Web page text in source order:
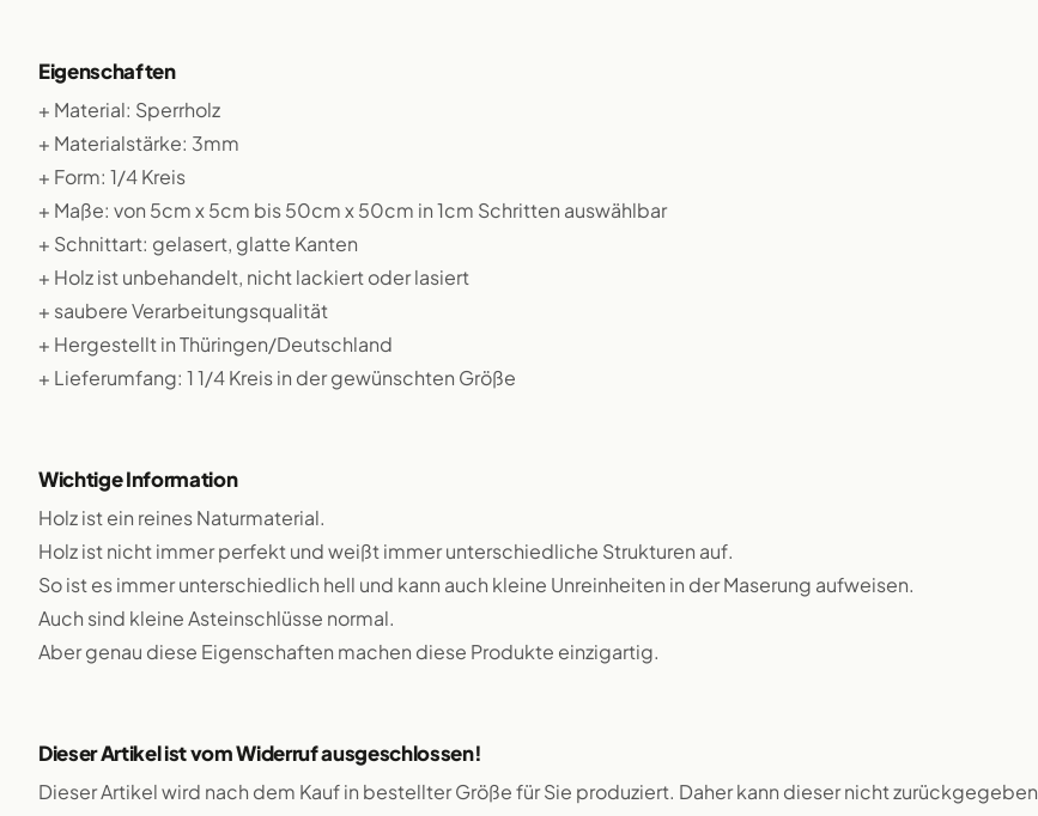
Eigenschaften
+ Material: Sperrholz
+ Materialstärke: 3mm
+ Form: 1/4 Kreis
+ Maße: von 5cm x 5cm bis 50cm x 50cm in 1cm Schritten auswählbar
+ Schnittart: gelasert, glatte Kanten
+ Holz ist unbehandelt, nicht lackiert oder lasiert
+ saubere Verarbeitungsqualität
+ Hergestellt in Thüringen/Deutschland
+ Lieferumfang: 1 1/4 Kreis in der gewünschten Größe
Wichtige Information
Holz ist ein reines Naturmaterial.
Holz ist nicht immer perfekt und weißt immer unterschiedliche Strukturen auf.
So ist es immer unterschiedlich hell und kann auch kleine Unreinheiten in der Maserung aufweisen.
Auch sind kleine Asteinschlüsse normal.
Aber genau diese Eigenschaften machen diese Produkte einzigartig.
Dieser Artikel ist vom Widerruf ausgeschlossen!
Dieser Artikel wird nach dem Kauf in bestellter Größe für Sie produziert. Daher kann dieser nicht zurückgegeben